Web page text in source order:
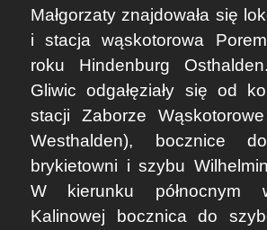
Małgorzaty znajdowała się
i stacja wąskotorowa
roku Hindenburg
Gliwic odgałęziały się od
stacji Zaborze
Westhalden), bocznice
brykietowni i szybu
W kierunku północnym
Kalinowej bocznica do